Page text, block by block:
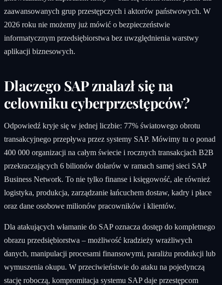
zaawansowanych grup przestępczych i aktorów państwowych. W
2026 roku nie możemy już mówić o bezpieczeństwie
informatycznym przedsiębiorstwa bez uwzględnienia warstwy
aplikacji biznesowych.
Dlaczego SAP znalazł się na
celowniku cyberprzestępców?
Odpowiedź kryje się w jednej liczbie: 77% światowego obrotu
transakcyjnego przepływa przez systemy SAP. Mówimy tu o ponad
400 000 organizacji na całym świecie i rocznych transakcjach B2B
przekraczających 6 bilionów dolarów w ramach samej sieci SAP
Business Network. To nie tylko finanse i księgowość, ale również
logistyka, produkcja, zarządzanie łańcuchem dostaw, kadry i płace
oraz dane osobowe milionów pracowników i klientów.
Dla atakujących włamanie do SAP oznacza dostęp do kompletnego
obrazu przedsiębiorstwa – możliwość kradzieży wrażliwych
danych, manipulacji procesami finansowymi, paraliżu produkcji lub
wymuszenia okupu. W przeciwieństwie do ataku na pojedynczą
stację roboczą, kompromitacja systemu SAP daje przestępcom